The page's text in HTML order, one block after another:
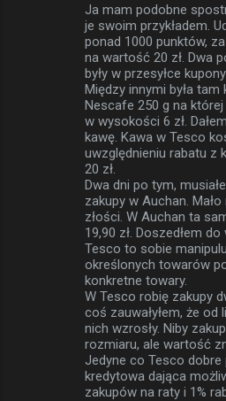
Ja mam podobne
je swoim przykładem.
ponad 1000 punktów,
na wartość 20 zł. Dwa
były w przesyłce
Między innymi była
Nescafe 250 g na
w wysokości 6 zł.
kawę. Kawa w Tesco
uwzględnieniu rabatu z
20 zł.
Dwa dni po tym,
zakupy w Auchan.
złości. W Auchan ta
19,90 zł. Doszedłem
Tesco to sobie
określonych towarów
konkretne towary.
W Tesco robię zakupy
coś zauwałyłem, że od
nich wzrosły. Niby
rozmiaru, ale wartość
Jedyne co Tesco dobre
kredytowa dająca
zakupów na raty i 1%